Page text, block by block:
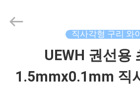
Co,.Ltd.
직사각형 구리 와
UEWH 권선용
1.5mmx0.1mm 직